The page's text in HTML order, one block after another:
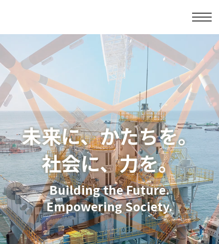
未来に、かたちを。
社会に、力を。
Building the Future.
Empowering Society.